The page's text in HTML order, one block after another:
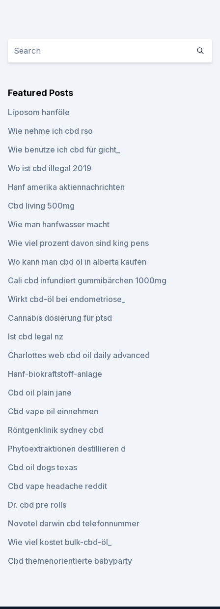
Featured Posts
Liposom hanföle
Wie nehme ich cbd rso
Wie benutze ich cbd für gicht_
Wo ist cbd illegal 2019
Hanf amerika aktiennachrichten
Cbd living 500mg
Wie man hanfwasser macht
Wie viel prozent davon sind king pens
Wo kann man cbd öl in alberta kaufen
Cali cbd infundiert gummibärchen 1000mg
Wirkt cbd-öl bei endometriose_
Cannabis dosierung für ptsd
Ist cbd legal nz
Charlottes web cbd oil daily advanced
Hanf-biokraftstoff-anlage
Cbd oil plain jane
Cbd vape oil einnehmen
Röntgenklinik sydney cbd
Phytoextraktionen destillieren d
Cbd oil dogs texas
Cbd vape headache reddit
Dr. cbd pre rolls
Novotel darwin cbd telefonnummer
Wie viel kostet bulk-cbd-öl_
Cbd themenorientierte babyparty